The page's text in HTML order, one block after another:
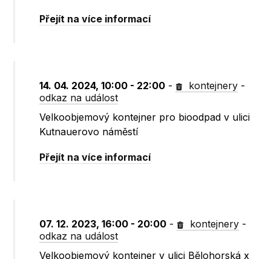
Přejít na více informací
14. 04. 2024, 10:00 - 22:00 - kontejnery -
odkaz na událost
Velkoobjemový kontejner pro bioodpad v ulici
Kutnauerovo náměstí
Přejít na více informací
07. 12. 2023, 16:00 - 20:00 - kontejnery -
odkaz na událost
Velkoobjemový kontejner v ulici Bělohorská x